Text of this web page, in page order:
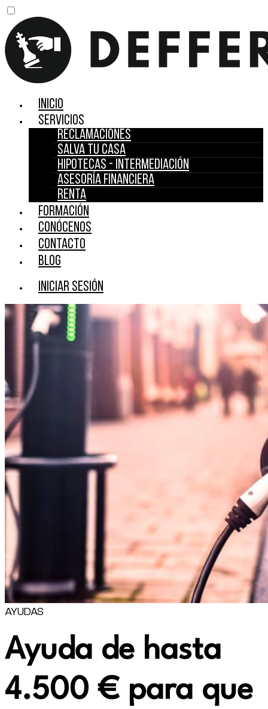
Inicio
Servicios
Reclamaciones
Salva tu casa
Hipotecas - Intermediación
Asesoría financiera
Renta
Formación
Conócenos
Contacto
Blog
Iniciar sesión
AYUDAS
Ayuda de hasta
4.500 € para que